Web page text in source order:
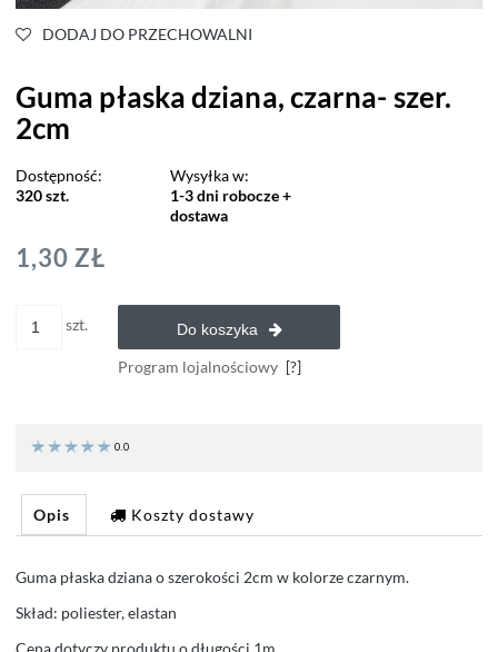
DODAJ DO PRZECHOWALNI
Guma płaska dziana, czarna- szer.
2cm
Dostępność:
320 szt.
Wysyłka w:
1-3 dni robocze +
dostawa
1,30 ZŁ
szt. Do koszyka
Program lojalnościowy [?]
0.0
Opis Koszty dostawy
Guma płaska dziana o szerokości 2cm w kolorze czarnym.
Skład: poliester, elastan
Cena dotyczy produktu o długości 1m.